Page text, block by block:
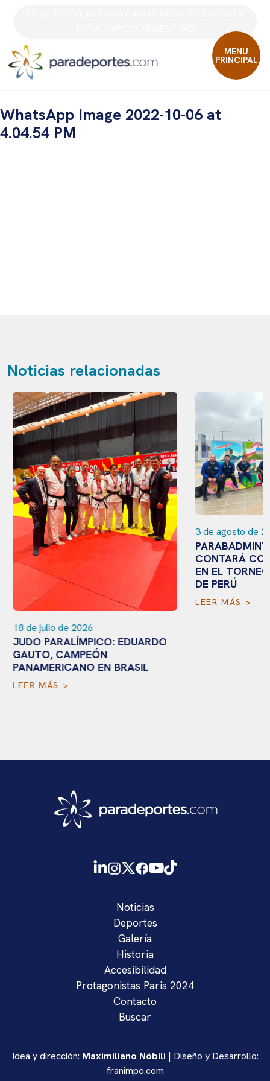
MENU
PRINCIPAL
WhatsApp Image 2022-10-06 at
4.04.54 PM
Noticias relacionadas
18 de julio de 2026
JUDO PARALÍMPICO: EDUARDO
GAUTO, CAMPEÓN
PANAMERICANO EN BRASIL
LEER MÁS >
3 de agosto de
CONTARÁ
EN EL
DE PERÚ
LEER MÁS >
Noticias
Deportes
Galería
Historia
Accesibilidad
Protagonistas Paris 2024
Contacto
Buscar
Idea y dirección: Maximiliano Nóbili | Diseño y Desarrollo:
franimpo.com